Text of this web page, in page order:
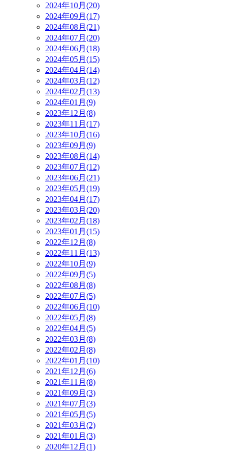
2024年10月(20)
2024年09月(17)
2024年08月(21)
2024年07月(20)
2024年06月(18)
2024年05月(15)
2024年04月(14)
2024年03月(12)
2024年02月(13)
2024年01月(9)
2023年12月(8)
2023年11月(17)
2023年10月(16)
2023年09月(9)
2023年08月(14)
2023年07月(12)
2023年06月(21)
2023年05月(19)
2023年04月(17)
2023年03月(20)
2023年02月(18)
2023年01月(15)
2022年12月(8)
2022年11月(13)
2022年10月(9)
2022年09月(5)
2022年08月(8)
2022年07月(5)
2022年06月(10)
2022年05月(8)
2022年04月(5)
2022年03月(8)
2022年02月(8)
2022年01月(10)
2021年12月(6)
2021年11月(8)
2021年09月(3)
2021年07月(3)
2021年05月(5)
2021年03月(2)
2021年01月(3)
2020年12月(1)